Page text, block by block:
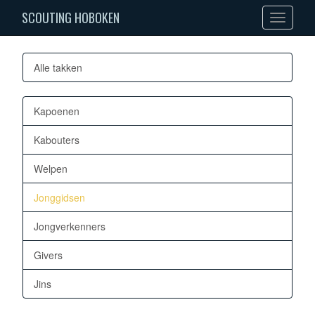
Toggle
navigation
SCOUTING HOBOKEN
Alle takken
Kapoenen
Kabouters
Welpen
Jonggidsen
Jongverkenners
Givers
Jins